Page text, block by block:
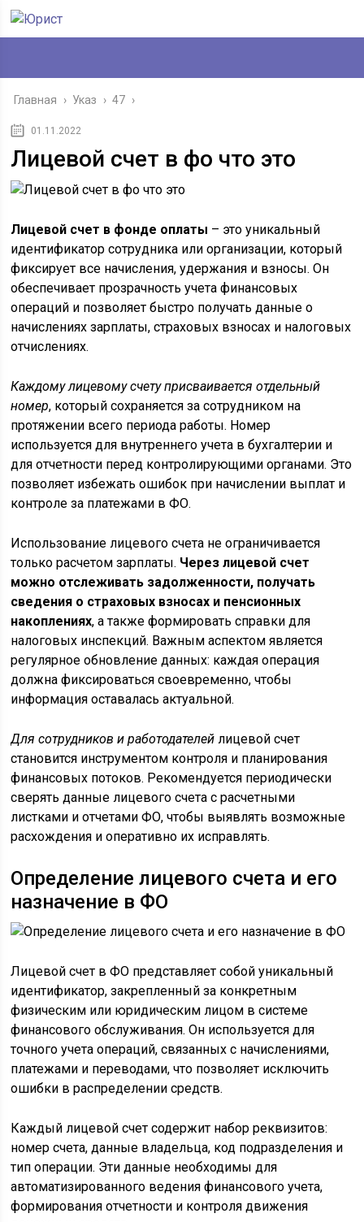
Главная › Указ › 47 ›
01.11.2022
Лицевой счет в фо что это
Лицевой счет в фонде оплаты – это уникальный
идентификатор сотрудника или организации, который
фиксирует все начисления, удержания и взносы. Он
обеспечивает прозрачность учета финансовых
операций и позволяет быстро получать данные о
начислениях зарплаты, страховых взносах и налоговых
отчислениях.
Каждому лицевому счету присваивается отдельный
номер, который сохраняется за сотрудником на
протяжении всего периода работы. Номер
используется для внутреннего учета в бухгалтерии и
для отчетности перед контролирующими органами. Это
позволяет избежать ошибок при начислении выплат и
контроле за платежами в ФО.
Использование лицевого счета не ограничивается
только расчетом зарплаты. Через лицевой счет
можно отслеживать задолженности, получать
сведения о страховых взносах и пенсионных
накоплениях, а также формировать справки для
налоговых инспекций. Важным аспектом является
регулярное обновление данных: каждая операция
должна фиксироваться своевременно, чтобы
информация оставалась актуальной.
Для сотрудников и работодателей лицевой счет
становится инструментом контроля и планирования
финансовых потоков. Рекомендуется периодически
сверять данные лицевого счета с расчетными
листками и отчетами ФО, чтобы выявлять возможные
расхождения и оперативно их исправлять.
Определение лицевого счета и его
назначение в ФО
Лицевой счет в ФО представляет собой уникальный
идентификатор, закрепленный за конкретным
физическим или юридическим лицом в системе
финансового обслуживания. Он используется для
точного учета операций, связанных с начислениями,
платежами и переводами, что позволяет исключить
ошибки в распределении средств.
Каждый лицевой счет содержит набор реквизитов:
номер счета, данные владельца, код подразделения и
тип операции. Эти данные необходимы для
автоматизированного ведения финансового учета,
формирования отчетности и контроля движения